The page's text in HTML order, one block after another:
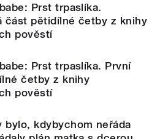
Prst trpaslíka.
část pětidílné četby z knihy
pověstí
Prst trpaslíka. První
četby z knihy
pověstí
bylo, kdybychom neřáda